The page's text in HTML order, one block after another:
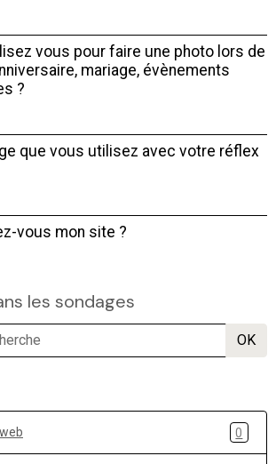
vous pour faire une photo lors de
mariage, évènements
?
que vous utilisez avec votre réflex
vous mon site ?
les sondages
OK
0